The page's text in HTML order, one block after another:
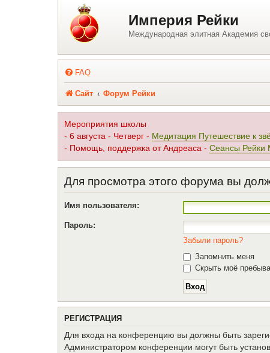
Регистрация Империя Рейки
Международная элитная Академия
FAQ
Сайт Форум Рейки
Мероприятия школы
- 6 августа - Четверг - Медитация Путешествие к
- Помощь, поддержка от Андреаса - Сеансы Рейки
Для просмотра этого форума вы
Имя пользователя:
Пароль:
Забыли пароль?
Запомнить меня
Скрыть моё
РЕГИСТРАЦИЯ
Для входа на конференцию вы должны быть
Администратором конференции могут быть